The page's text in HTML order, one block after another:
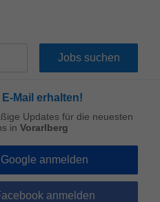
Mail erhalten!
Updates für die neuesten
in Vorarlberg
Google anmelden
anmelden